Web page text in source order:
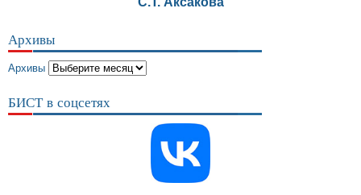
Архивы
Архивы
БИСТ в соцсетях